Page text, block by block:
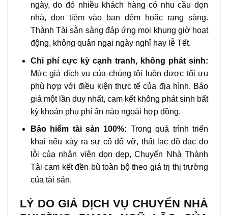
ngày, do đó nhiều khách hàng có nhu cầu dọn
nhà, dọn tiệm vào ban đêm hoặc rạng sáng.
Thành Tài sẵn sàng đáp ứng mọi khung giờ hoạt
động, không quản ngại ngày nghỉ hay lễ Tết.
Chi phí cực kỳ cạnh tranh, không phát sinh:
Mức giá dịch vụ của chúng tôi luôn được tối ưu
phù hợp với điều kiện thực tế của địa hình. Báo
giá một lần duy nhất, cam kết không phát sinh bất
kỳ khoản phụ phí ẩn nào ngoài hợp đồng.
Bảo hiểm tài sản 100%: Trong quá trình triển
khai nếu xảy ra sự cố đổ vỡ, thất lạc đồ đạc do
lỗi của nhân viên dọn dẹp, Chuyển Nhà Thành
Tài cam kết đền bù toàn bộ theo giá trị thị trường
của tài sản.
LÝ DO GIÁ DỊCH VỤ CHUYỂN NHÀ